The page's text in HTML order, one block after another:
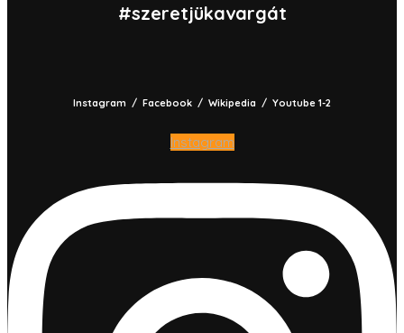
#szeretjükavargát
Instagram / Facebook / Wikipedia / Youtube 1-2
Instagram